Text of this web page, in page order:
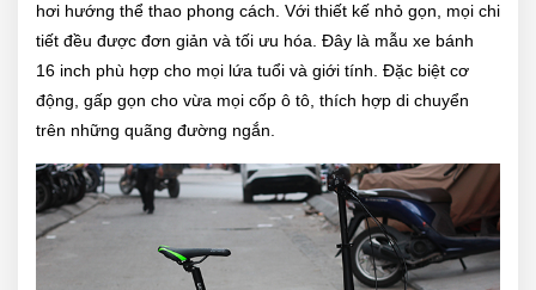
hơi hướng thể thao phong cách. Với thiết kế nhỏ gọn, mọi chi
tiết đều được đơn giản và tối ưu hóa. Đây là mẫu xe bánh
16 inch phù hợp cho mọi lứa tuổi và giới tính. Đặc biệt cơ
động, gấp gọn cho vừa mọi cốp ô tô, thích hợp di chuyển
trên những quãng đường ngắn.